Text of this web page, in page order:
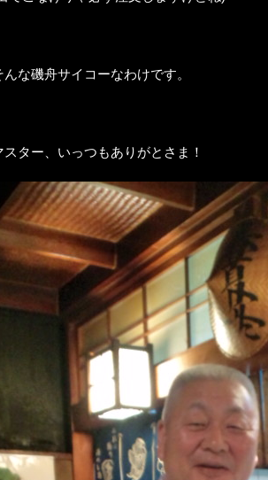
んな磯舟サイコーなわけです。
スター、いっつもありがとさま！